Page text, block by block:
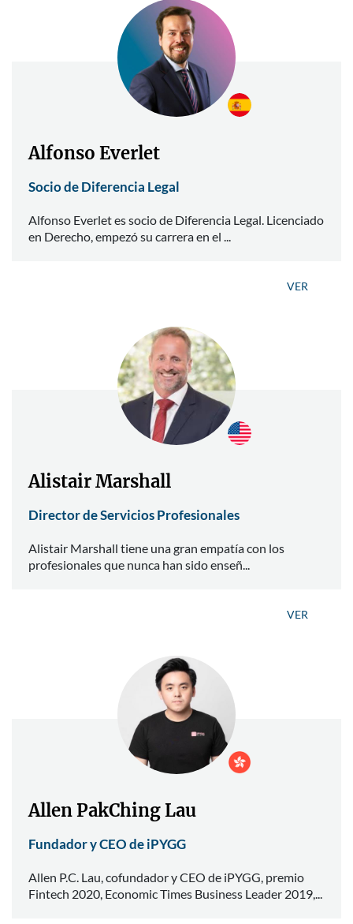
Alfonso Everlet
Socio de Diferencia Legal
Alfonso Everlet es socio de Diferencia Legal. Licenciado
en Derecho, empezó su carrera en el ...
VER
Alistair Marshall
Director de Servicios Profesionales
Alistair Marshall tiene una gran empatía con los
profesionales que nunca han sido enseñ...
VER
Allen PakChing Lau
Fundador y CEO de iPYGG
Allen P.C. Lau, cofundador y CEO de iPYGG, premio
Fintech 2020, Economic Times Business Leader 2019,...